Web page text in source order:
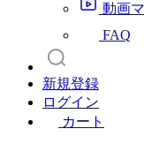
動画
FAQ
新規登録
ログイン
カート